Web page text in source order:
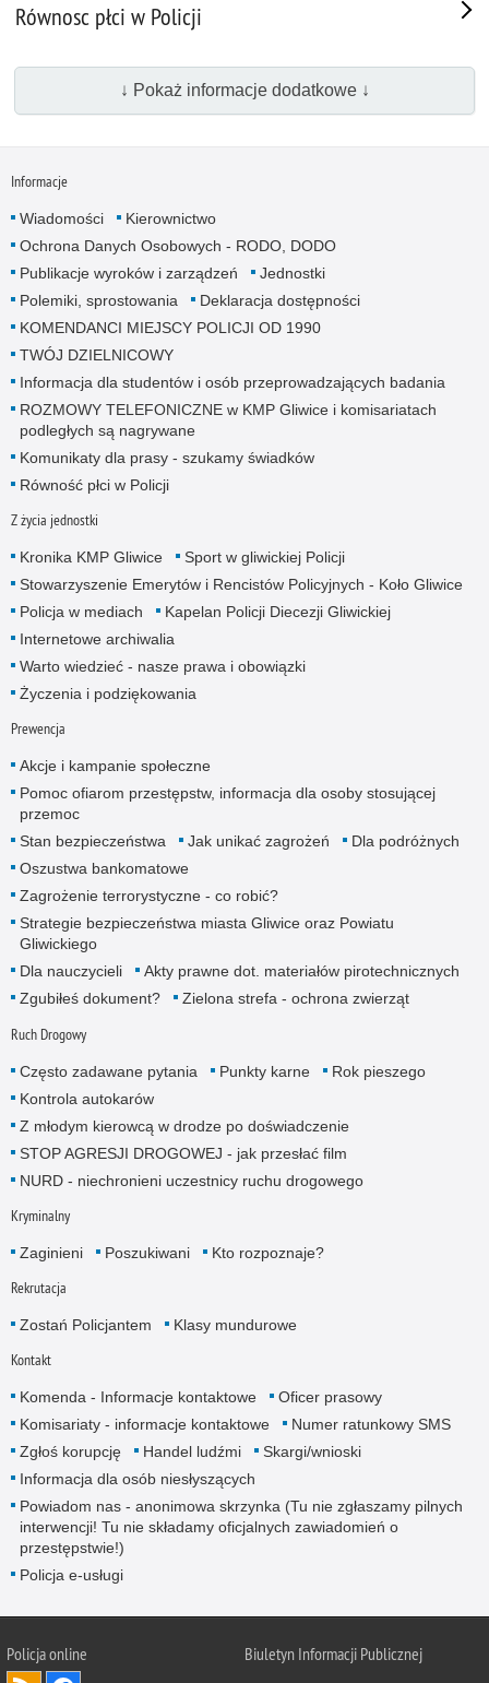
Równosc płci w Policji
↓ Pokaż informacje dodatkowe ↓
Informacje
Wiadomości
Kierownictwo
Ochrona Danych Osobowych - RODO, DODO
Publikacje wyroków i zarządzeń
Jednostki
Polemiki, sprostowania
Deklaracja dostępności
KOMENDANCI MIEJSCY POLICJI OD 1990
TWÓJ DZIELNICOWY
Informacja dla studentów i osób przeprowadzających badania
ROZMOWY TELEFONICZNE w KMP Gliwice i komisariatach
podległych są nagrywane
Komunikaty dla prasy - szukamy świadków
Równość płci w Policji
Z życia jednostki
Kronika KMP Gliwice
Sport w gliwickiej Policji
Stowarzyszenie Emerytów i Rencistów Policyjnych - Koło Gliwice
Policja w mediach
Kapelan Policji Diecezji Gliwickiej
Internetowe archiwalia
Warto wiedzieć - nasze prawa i obowiązki
Życzenia i podziękowania
Prewencja
Akcje i kampanie społeczne
Pomoc ofiarom przestępstw, informacja dla osoby stosującej
przemoc
Stan bezpieczeństwa
Jak unikać zagrożeń
Dla podróżnych
Oszustwa bankomatowe
Zagrożenie terrorystyczne - co robić?
Strategie bezpieczeństwa miasta Gliwice oraz Powiatu
Gliwickiego
Dla nauczycieli
Akty prawne dot. materiałów pirotechnicznych
Zgubiłeś dokument?
Zielona strefa - ochrona zwierząt
Ruch Drogowy
Często zadawane pytania Punkty karne
Rok pieszego
Kontrola autokarów
Z młodym kierowcą w drodze po doświadczenie
STOP AGRESJI DROGOWEJ - jak przesłać film
NURD - niechronieni uczestnicy ruchu drogowego
Kryminalny
Zaginieni Poszukiwani Kto rozpoznaje?
Rekrutacja
Zostań Policjantem Klasy mundurowe
Kontakt
Komenda - Informacje kontaktowe
Oficer prasowy
Komisariaty - informacje kontaktowe
Numer ratunkowy SMS
Zgłoś korupcję
Handel ludźmi
Skargi/wnioski
Informacja dla osób niesłyszących
Powiadom nas - anonimowa skrzynka (Tu nie zgłaszamy pilnych
interwencji! Tu nie składamy oficjalnych zawiadomień o
przestępstwie!)
Policja e-usługi
Policja online
Biuletyn Informacji Publicznej